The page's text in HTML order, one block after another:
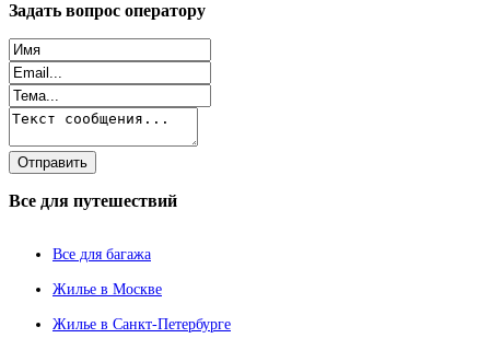
Задать вопрос оператору
Все для путешествий
Все для багажа
Жилье в Москве
Жилье в Санкт-Петербурге